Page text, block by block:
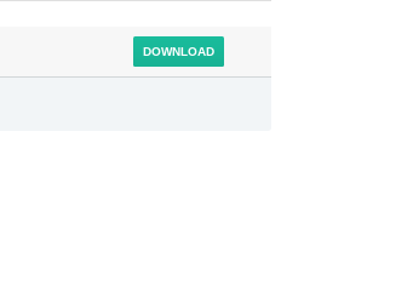
DOWNLOAD